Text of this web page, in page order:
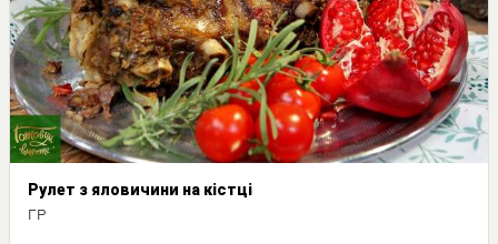
Рулет з яловичини на кістці
ГР